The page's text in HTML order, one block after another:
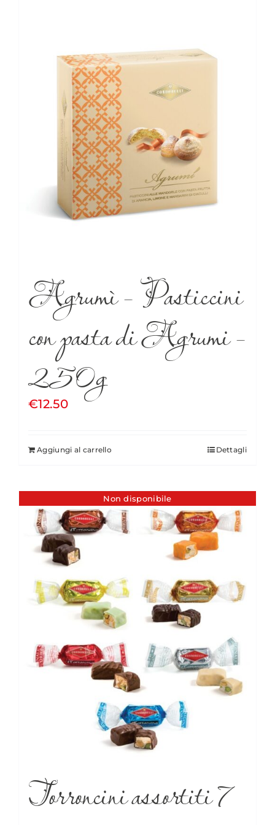
Agrumì – Pasticcini
con pasta di Agrumi –
250g
€12.50
Aggiungi al carrello Dettagli
Non disponibile
Torroncini assortiti 7